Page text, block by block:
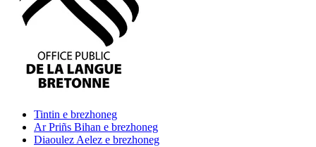
Tintin e brezhoneg
Ar Priñs Bihan e brezhoneg
Diaoulez Aelez e brezhoneg